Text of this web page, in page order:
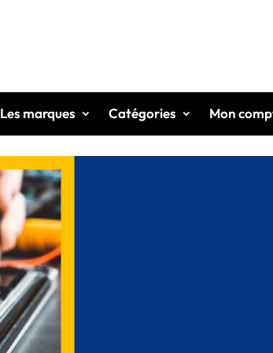
Les marques Catégories Mon